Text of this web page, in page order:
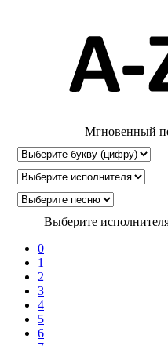
Мгновенный
Выберите
0
1
2
3
4
5
6